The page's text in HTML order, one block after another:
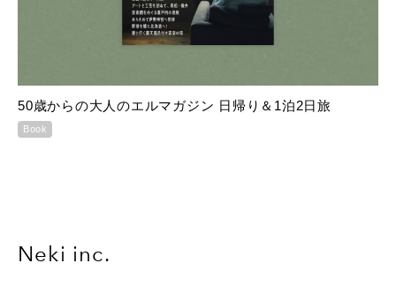
50歳からの大人のエルマガジン 日帰り＆1泊2日旅
Book
Neki inc.